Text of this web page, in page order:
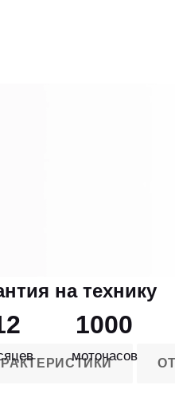
на технику
1000
моточасов